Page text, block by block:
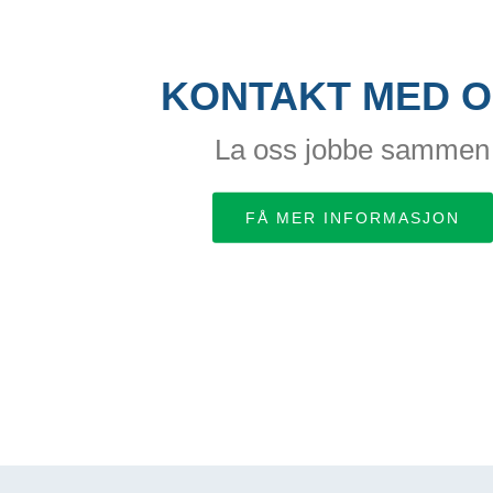
KONTAKT MED
La oss jobbe sammen
FÅ MER INFORMASJON